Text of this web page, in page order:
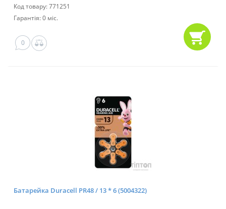
Код товару: 771251
Гарантія: 0 міс.
0
Батарейка Duracell PR48 / 13 * 6 (5004322)